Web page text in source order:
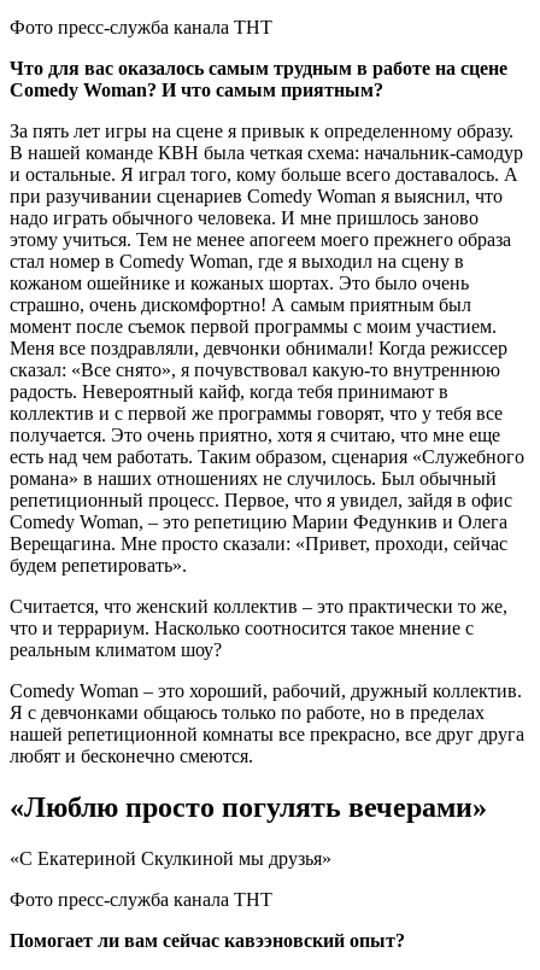
Фото пресс-служба канала ТНТ
Что для вас оказалось самым трудным в работе на сцене
Comedy Woman? И что самым приятным?
За пять лет игры на сцене я привык к определенному образу.
В нашей команде КВН была четкая схема: начальник-самодур
и остальные. Я играл того, кому больше всего доставалось. А
при разучивании сценариев Comedy Woman я выяснил, что
надо играть обычного человека. И мне пришлось заново
этому учиться. Тем не менее апогеем моего прежнего образа
стал номер в Comedy Woman, где я выходил на сцену в
кожаном ошейнике и кожаных шортах. Это было очень
страшно, очень дискомфортно! А самым приятным был
момент после съемок первой программы с моим участием.
Меня все поздравляли, девчонки обнимали! Когда режиссер
сказал: «Все снято», я почувствовал какую-то внутреннюю
радость. Невероятный кайф, когда тебя принимают в
коллектив и с первой же программы говорят, что у тебя все
получается. Это очень приятно, хотя я считаю, что мне еще
есть над чем работать. Таким образом, сценария «Служебного
романа» в наших отношениях не случилось. Был обычный
репетиционный процесс. Первое, что я увидел, зайдя в офис
Comedy Woman, – это репетицию Марии Федункив и Олега
Верещагина. Мне просто сказали: «Привет, проходи, сейчас
будем репетировать».
Считается, что женский коллектив – это практически то же,
что и террариум. Насколько соотносится такое мнение с
реальным климатом шоу?
Comedy Woman – это хороший, рабочий, дружный коллектив.
Я с девчонками общаюсь только по работе, но в пределах
нашей репетиционной комнаты все прекрасно, все друг друга
любят и бесконечно смеются.
«Люблю просто погулять вечерами»
«С Екатериной Скулкиной мы друзья»
Фото пресс-служба канала ТНТ
Помогает ли вам сейчас кавээновский опыт?